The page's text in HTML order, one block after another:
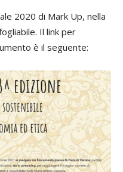
2020 di Mark Up, nella
Il link per
è il seguente: